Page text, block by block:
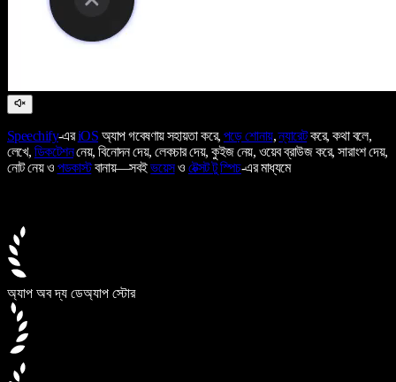
Speechify-এরiOS অ্যাপ গবেষণায় সহায়তা করে, পড়ে শোনায়,ন্যারেটকরে, কথা বলে,
লেখে, ডিকটেশননেয়, বিনোদন দেয়, লেকচার দেয়, কুইজ নেয়, ওয়েব ব্রাউজ করে, সারাংশ দেয়,
নোট নেয় ও পডকাস্টবানায়—সবইভয়েসও টেক্সট টু স্পিচ-এর মাধ্যমে
অ্যাপ অব দ্য ডেঅ্যাপ স্টোর